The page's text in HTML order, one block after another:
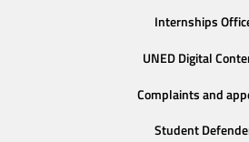
Internships
UNED Digital
Complaints and
Student